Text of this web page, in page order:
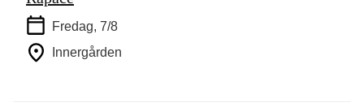
Fredag, 7/8
Innergården